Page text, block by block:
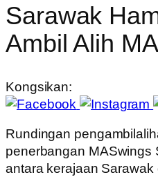
Sarawak
Ambil Alih
Kongsikan:
Rundingan
penerbangan MASwings
antara kerajaan